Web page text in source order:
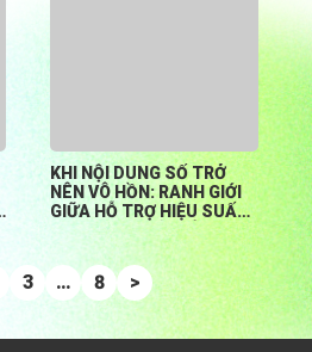
KHI NỘI DUNG SỐ TRỞ
NÊN VÔ HỒN: RANH GIỚI
GIỮA HỖ TRỢ HIỆU SUẤT
HAY ĐÁNH MẤT BẢN
3 … 8 >